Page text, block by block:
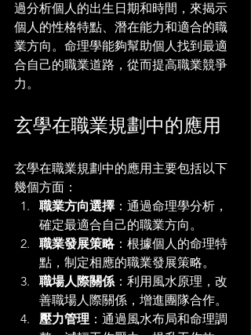
過分析個人的出生日期和時間，來揭示
個人的性格特點、潛在能力和適合的職
業方向。命理學能夠幫助個人找到最適
合自己的職業道路，從而提高職業競爭
力。
玄學在職業規劃中的應用
玄學在職業規劃中的應用主要包括以下
幾個方面：
職業方向選擇 ：通過命理學分析，
確定最適合自己的職業方向。
職業發展策略：根據個人的命理特
點，制定相應的職業發展策略。
職場人際關係：利用風水原理，改
善職場人際關係，增進團隊合作。
壓力管理 ：通過風水布局和命理調